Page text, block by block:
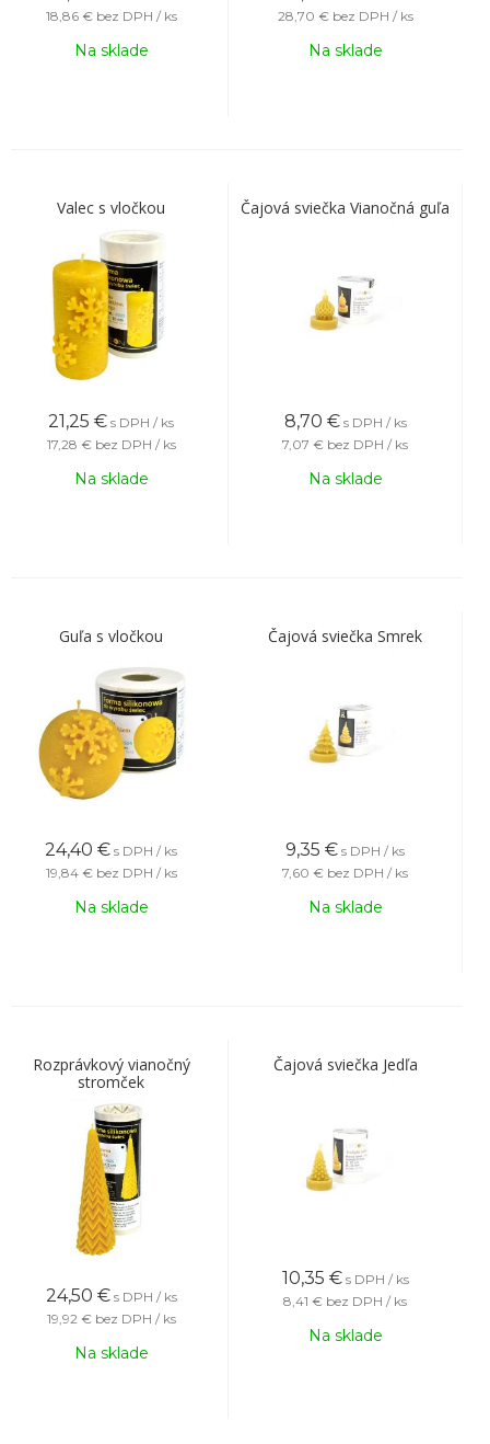
18,86 € bez DPH / ks
Na sklade
28,70 € bez DPH / ks
Na sklade
Valec s vločkou
21,25 € s DPH / ks
17,28 € bez DPH / ks
Na sklade
Čajová sviečka Vianočná guľa
8,70 € s DPH / ks
7,07 € bez DPH / ks
Na sklade
Guľa s vločkou
24,40 € s DPH / ks
19,84 € bez DPH / ks
Na sklade
Čajová sviečka Smrek
9,35 € s DPH / ks
7,60 € bez DPH / ks
Na sklade
Rozprávkový vianočný
stromček
24,50 € s DPH / ks
19,92 € bez DPH / ks
Na sklade
Čajová sviečka Jedľa
10,35 € s DPH / ks
8,41 € bez DPH / ks
Na sklade